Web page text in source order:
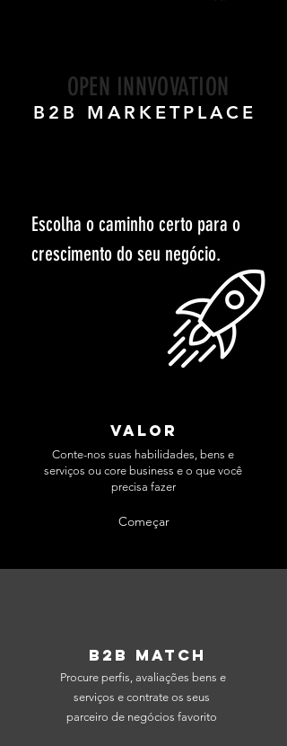
OPEN INNVOVATION
B2B MARKETPLACE
Escolha o caminho certo para o
crescimento do seu negócio.
VALOR
Conte-nos suas habilidades, bens e
serviços ou core business e o que você
precisa fazer
Começar
B2B MATCH
Procure perfis, avaliações bens e
serviços e contrate os seus
parceiro de negócios favorito